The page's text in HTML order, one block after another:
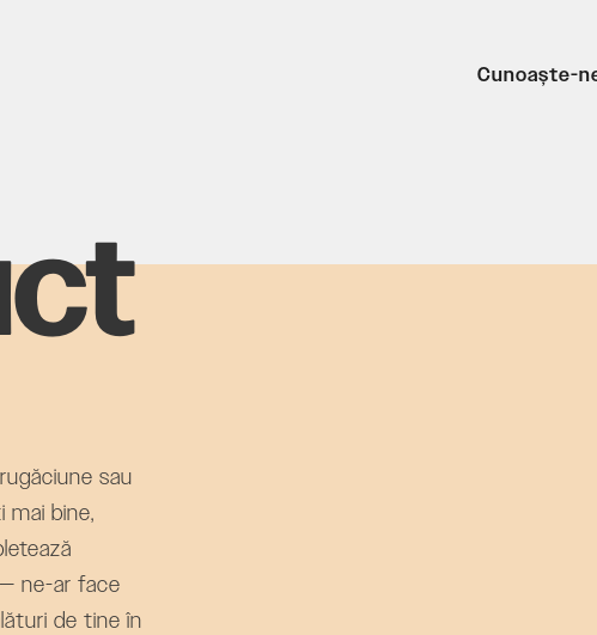
Cunoaște-
sau
mai bine,
ne-ar face
de tine în